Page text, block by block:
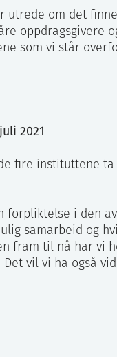
utrede om det
oppdragsgivere
som vi står
2021
fire instituttene
forpliktelse i den
samarbeid og
fram til nå har vi
Det vil vi ha også